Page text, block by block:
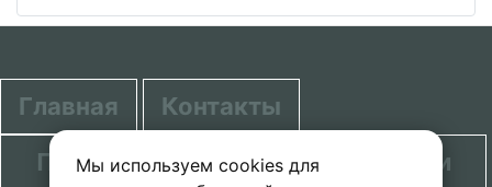
Мы используем cookies для
Главная
Контакты
Политика в отношении обработки